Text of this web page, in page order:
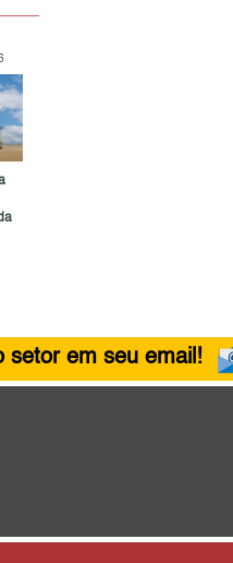
setor em seu email!